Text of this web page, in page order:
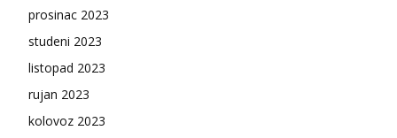
prosinac 2023
studeni 2023
listopad 2023
rujan 2023
kolovoz 2023